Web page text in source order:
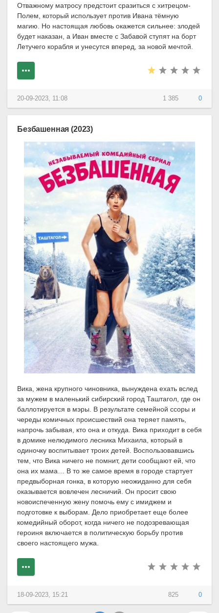
Отважному матросу предстоит сразиться с хитрецом-
Полем, который использует против Ивана тёмную
магию. Но настоящая любовь окажется сильнее: злодей
будет наказан, а Иван вместе с Забавой ступят на борт
Летучего корабля и унесутся вперед, за новой мечтой.
1 385 0
20-09-2023, 11:08
Безбашенная (2023)
Вика, жена крупного чиновника, вынуждена ехать вслед
за мужем в маленький сибирский город Таштагол, где он
баллотируется в мэры. В результате семейной ссоры и
череды комичных происшествий она теряет память,
напрочь забывая, кто она и откуда. Вика приходит в себя
в домике нелюдимого лесника Михаила, который в
одиночку воспитывает троих детей. Воспользовавшись
тем, что Вика ничего не помнит, дети сообщают ей, что
она их мама… В то же самое время в городе стартует
предвыборная гонка, в которую неожиданно для себя
оказывается вовлечен лесничий. Он просит свою
новоиспеченную жену помочь ему с имиджем и
подготовке к выборам. Дело приобретает еще более
комедийный оборот, когда ничего не подозревающая
героиня включается в политическую борьбу против
своего настоящего мужа.
825 0
18-09-2023, 15:21